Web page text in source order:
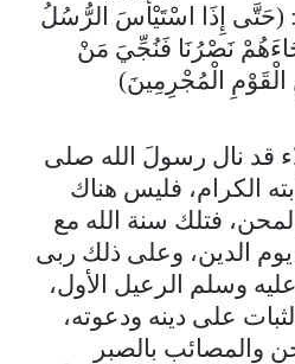
(حَتَّى إِذَا اسْتَيْأَسَ الرُّسُلُ
نَصْرُنَا فَنُجِّيَ مَنْ
الْقَوْمِ الْمُجْرِمِينَ)
قد نال رسولَ الله صلى
الكرام، فليس هناك
فتلك سنة الله مع
يوم الدين، وعلى ذلك ربى
وسلم الرعيل الأول،
على دينه ودعوته،
والمصائب بالصبر